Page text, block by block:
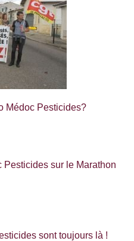
Médoc Pesticides?
sur le Marathon
sont toujours là !